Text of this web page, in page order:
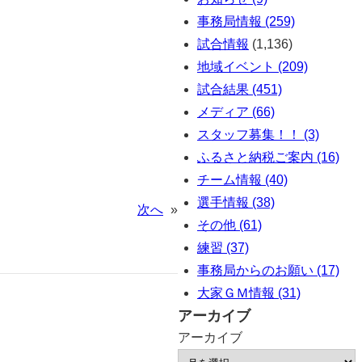
次へ »
事務局情報 (259)
試合情報 (1,136)
地域イベント (209)
試合結果 (451)
メディア (66)
スタッフ募集！！ (3)
ふるさと納税ご案内 (16)
チーム情報 (40)
選手情報 (38)
その他 (61)
練習 (37)
事務局からのお願い (17)
大家ＧＭ情報 (31)
アーカイブ
アーカイブ